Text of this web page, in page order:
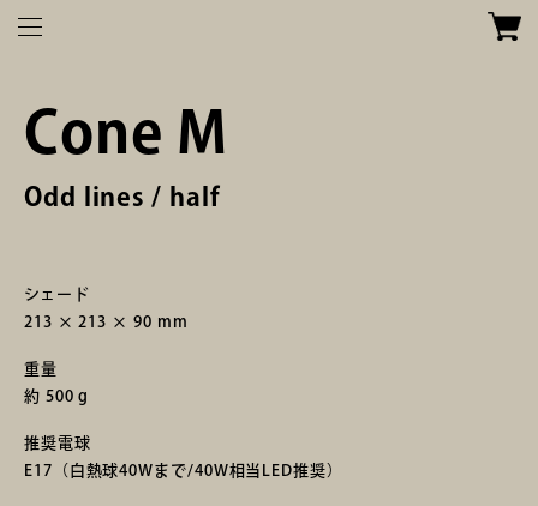
Cone M
Odd lines / half
シェード
213 × 213 × 90 mm
重量
約 500 g
推奨電球
E17（白熱球40Wまで/40W相当LED推奨）